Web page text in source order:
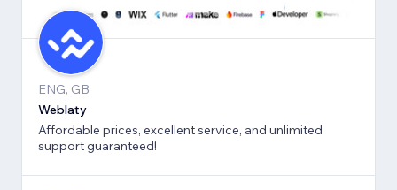
ENG, GB
Weblaty
Affordable prices, excellent service, and unlimited
support guaranteed!